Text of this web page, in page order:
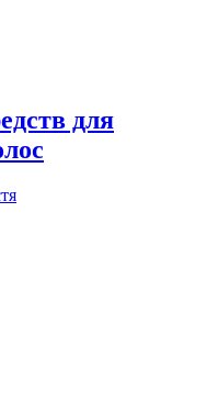
для